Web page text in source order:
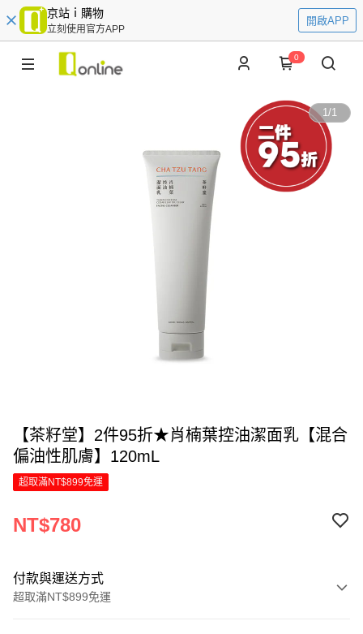
京站ｉ購物
立刻使用官方APP
開啟APP
0
1/1
【茶籽堂】2件95折★肖楠葉控油潔面乳【混合
偏油性肌膚】120mL
超取滿NT$899免運
NT$780
付款與運送方式
超取滿NT$899免運